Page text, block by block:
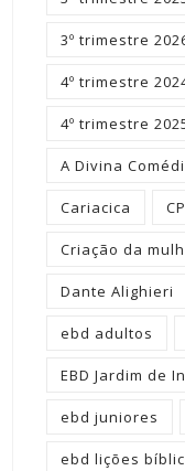
3º trimestre
4º trimestre
4º trimestre
A Divina
Cariacica
Criação da
Dante Alighieri
ebd adultos
EBD Jardim de
ebd juniores
ebd lições